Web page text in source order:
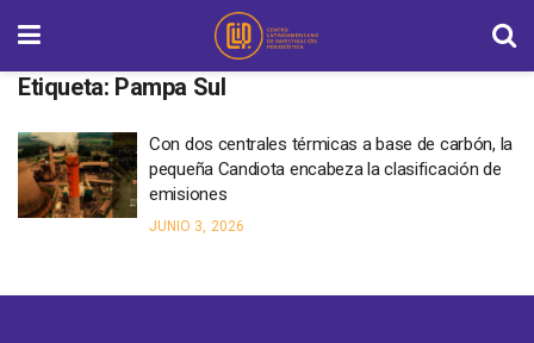
Etiqueta: Pampa Sul
Con dos centrales térmicas a base de carbón, la
pequeña Candiota encabeza la clasificación de
emisiones
JUNIO 3, 2026